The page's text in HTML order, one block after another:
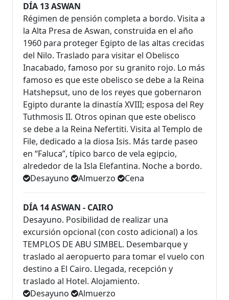
DÍA 13 ASWAN
Régimen de pensión completa a bordo. Visita a
la Alta Presa de Aswan, construida en el año
1960 para proteger Egipto de las altas crecidas
del Nilo. Traslado para visitar el Obelisco
Inacabado, famoso por su granito rojo. Lo más
famoso es que este obelisco se debe a la Reina
Hatshepsut, uno de los reyes que gobernaron
Egipto durante la dinastía XVIII; esposa del Rey
Tuthmosis II. Otros opinan que este obelisco
se debe a la Reina Nefertiti. Visita al Templo de
File, dedicado a la diosa Isis. Más tarde paseo
en “Faluca”, típico barco de vela egipcio,
alrededor de la Isla Elefantina. Noche a bordo.
Desayuno
Almuerzo Cena
DÍA 14 ASWAN - CAIRO
Desayuno. Posibilidad de realizar una
excursión opcional (con costo adicional) a los
TEMPLOS DE ABU SIMBEL. Desembarque y
traslado al aeropuerto para tomar el vuelo con
destino a El Cairo. Llegada, recepción y
traslado al Hotel. Alojamiento.
Desayuno
Almuerzo